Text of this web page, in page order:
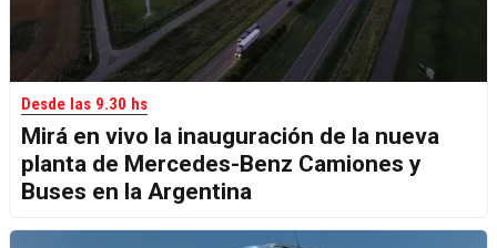
Desde las 9.30 hs
Mirá en vivo la inauguración de la nueva
planta de Mercedes-Benz Camiones y
Buses en la Argentina